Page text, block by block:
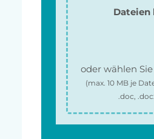
Dateien
oder wählen
(max.10 MB je
.doc,